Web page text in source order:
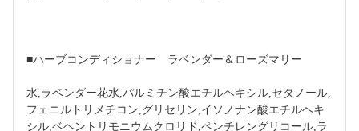
■ハーブコンディショナー　ラベンダー＆ローズマリー
水,ラベンダー花水,パルミチン酸エチルヘキシル,セタノール,
フェニルトリメチコン,グリセリン,イソノナン酸エチルヘキ
シル,ベヘントリモニウムクロリド,ペンチレングリコール,ラ